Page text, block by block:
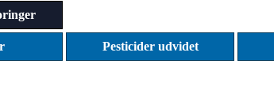
Pesticider udvidet